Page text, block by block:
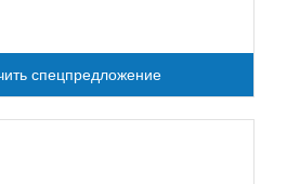
спецпредложение